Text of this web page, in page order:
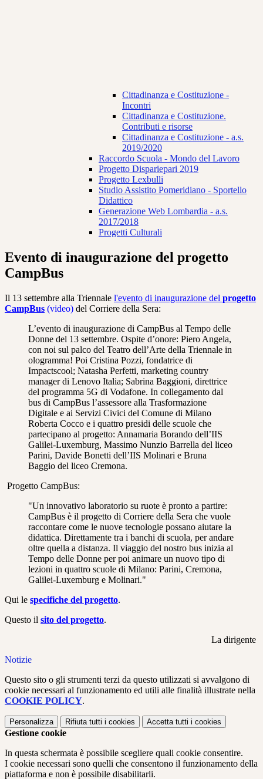
Cittadinanza e Costituzione -
Incontri
Cittadinanza e Costituzione.
Contributi e risorse
Cittadinanza e Costituzione - a.s.
2019/2020
Raccordo Scuola - Mondo del Lavoro
Progetto Dispariepari 2019
Progetto Lexbulli
Studio Assistito Pomeridiano - Sportello
Didattico
Generazione Web Lombardia - a.s.
2017/2018
Progetti Culturali
Evento di inaugurazione del progetto
CampBus
Il 13 settembre alla Triennale l'evento di inaugurazione del progetto
CampBus (video) del Corriere della Sera:
L’evento di inaugurazione di CampBus al Tempo delle
Donne del 13 settembre. Ospite d’onore: Piero Angela,
con noi sul palco del Teatro dell’Arte della Triennale in
ologramma! Poi Cristina Pozzi, fondatrice di
Impactscool; Natasha Perfetti, marketing country
manager di Lenovo Italia; Sabrina Baggioni, direttrice
del programma 5G di Vodafone. In collegamento dal
bus di CampBus l’assessore alla Trasformazione
Digitale e ai Servizi Civici del Comune di Milano
Roberta Cocco e i quattro presidi delle scuole che
partecipano al progetto: Annamaria Borando dell’IIS
Galilei-Luxemburg, Massimo Nunzio Barrella del liceo
Parini, Davide Bonetti dell’IIS Molinari e Bruna
Baggio del liceo Cremona.
Progetto CampBus:
"Un innovativo laboratorio su ruote è pronto a partire:
CampBus è il progetto di Corriere della Sera che vuole
raccontare come le nuove tecnologie possano aiutare la
didattica. Direttamente tra i banchi di scuola, per andare
oltre quella a distanza. Il viaggio del nostro bus inizia al
Tempo delle Donne per poi animare un nuovo tipo di
lezioni in quattro scuole di Milano: Parini, Cremona,
Galilei-Luxemburg e Molinari."
Qui le specifiche del progetto.
Questo il sito del progetto.
La dirigente
Notizie
Questo sito o gli strumenti terzi da questo utilizzati si avvalgono di
cookie necessari al funzionamento ed utili alle finalità illustrate nella
COOKIE POLICY.
Personalizza Rifiuta tutti i cookies Accetta tutti i cookies
Gestione cookie
In questa schermata è possibile scegliere quali cookie consentire.
I cookie necessari sono quelli che consentono il funzionamento della
piattaforma e non è possibile disabilitarli.